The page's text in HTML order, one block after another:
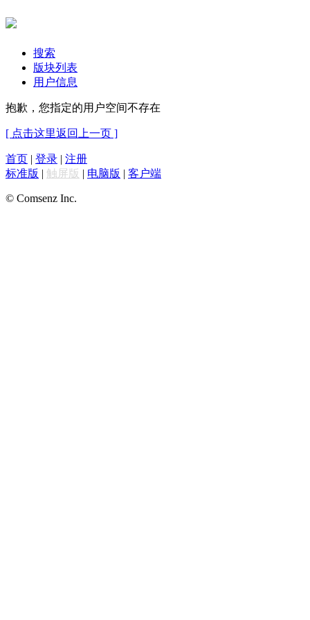
搜索
版块列表
用户信息
抱歉，您指定的用户空间不存在
[ 点击这里返回上一页 ]
首页 | 登录 | 注册
标准版 | 触屏版 | 电脑版 | 客户端
© Comsenz Inc.